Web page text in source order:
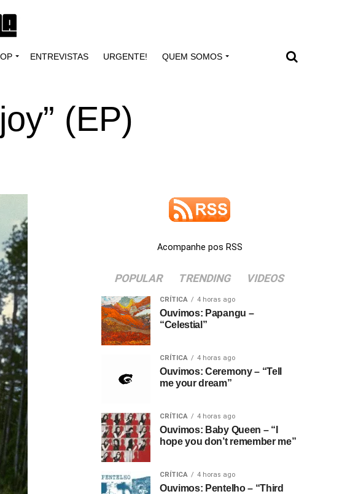
ENTREVISTAS URGENTE! QUEM SOMOS
(EP)
Acompanhe pos RSS
POPULAR TRENDING VIDEOS
CRÍTICA 4 horas ago
Ouvimos: Papangu –
“Celestial”
CRÍTICA 4 horas ago
Ouvimos: Ceremony – “Tell
me your dream”
CRÍTICA 4 horas ago
Ouvimos: Baby Queen – “I
hope you don’t remember me”
CRÍTICA 4 horas ago
Ouvimos: Pentelho – “Third